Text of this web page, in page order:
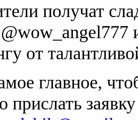
получат
от
главное,
прислать